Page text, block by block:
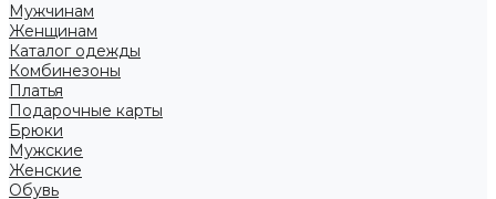
Мужчинам
Женщинам
Каталог одежды
Комбинезоны
Платья
Подарочные карты
Брюки
Мужские
Женские
Обувь